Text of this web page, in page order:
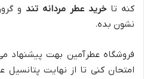
کنه تا خرید عطر مردانه تند و
نشون بده.
فروشگاه عطرآمین بهت پیشنهاد
امتحان کنی تا از نهایت